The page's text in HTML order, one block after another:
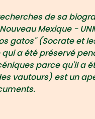
de sa
Mexique -
gatos" (Socrate et
a été préservé
parce qu'il a
vautours) est un